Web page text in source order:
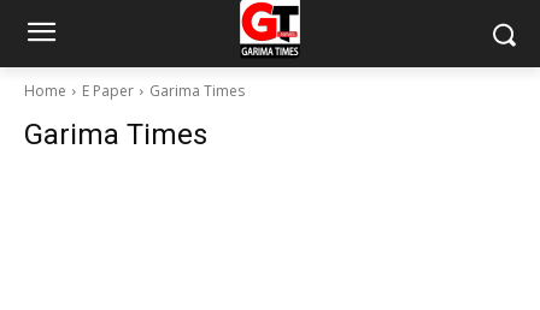
Home E Paper Garima Times
Garima Times